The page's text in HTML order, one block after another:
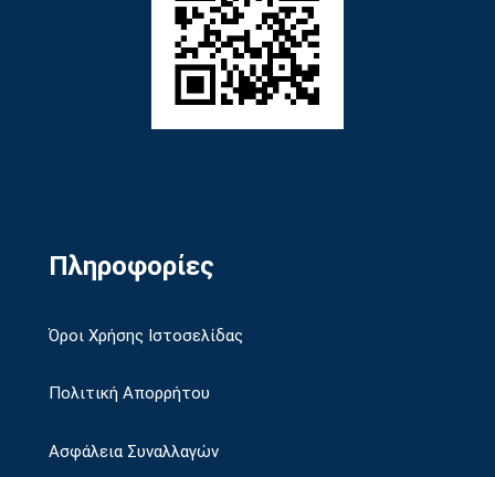
Πληροφορίες
Όροι Χρήσης Ιστοσελίδας
Πολιτική Απορρήτου
Ασφάλεια Συναλλαγών